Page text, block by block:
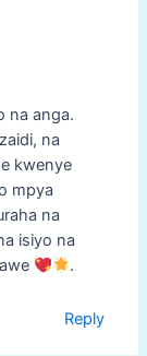
na anga.
na
kwenye
mpya
na
isiyo na
.
Reply